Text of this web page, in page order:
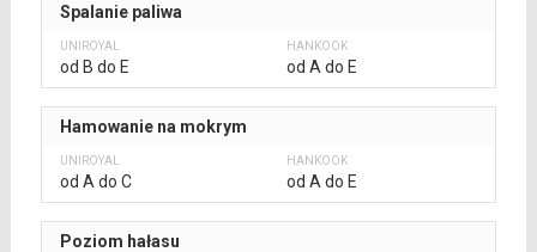
Spalanie paliwa
od B do E od A do E
Hamowanie na mokrym
od A do C od A do E
Poziom hałasu